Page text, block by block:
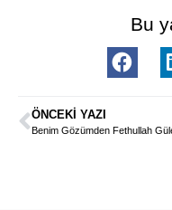
Bu
ÖNCEKI YAZI
Benim Gözümden Fethullah